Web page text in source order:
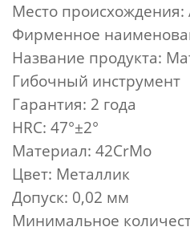
Место происхождения:
Фирменное
Название продукта:
Гибочный инструмент
Гарантия: 2 года
HRC: 47°±2°
Материал: 42CrMo
Цвет: Металлик
Допуск: 0,02 мм
Минимальное